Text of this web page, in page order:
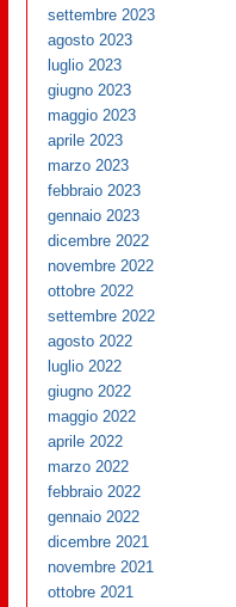
settembre 2023
agosto 2023
luglio 2023
giugno 2023
maggio 2023
aprile 2023
marzo 2023
febbraio 2023
gennaio 2023
dicembre 2022
novembre 2022
ottobre 2022
settembre 2022
agosto 2022
luglio 2022
giugno 2022
maggio 2022
aprile 2022
marzo 2022
febbraio 2022
gennaio 2022
dicembre 2021
novembre 2021
ottobre 2021